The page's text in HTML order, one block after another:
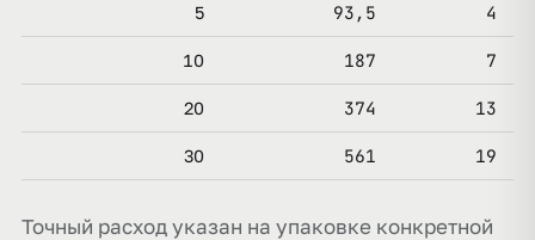
5 93,5 4
10 187 7
20 374 13
30 561 19
Точный расход указан на упаковке конкретной